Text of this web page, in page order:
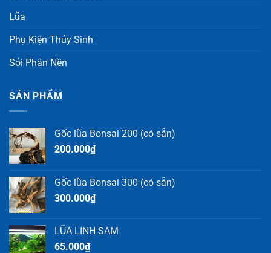
Lũa
Phụ Kiện Thủy Sinh
Sỏi Phân Nền
SẢN PHẨM
Gốc lũa Bonsai 200 (có sẵn)
200.000₫
Gốc lũa Bonsai 300 (có sẵn)
300.000₫
LŨA LINH SAM
65.000₫